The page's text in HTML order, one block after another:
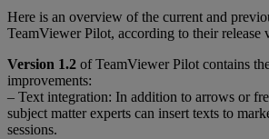
Here is an overview of the current and
TeamViewer Pilot, according to their release
Version 1.2 of TeamViewer Pilot contains
improvements:
– Text integration: In addition to arrows or
subject matter experts can insert texts to
sessions.